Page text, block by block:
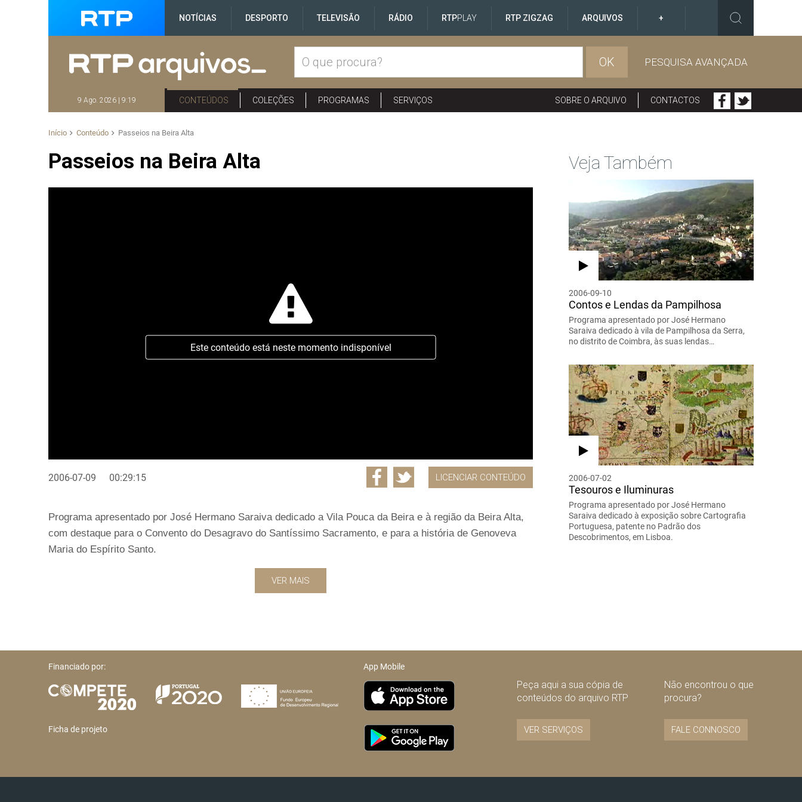
NOTÍCIAS DESPORTO TELEVISÃO RÁDIO RTPPLAY RTP ZIGZAG ARQUIVOS +
OK PESQUISA AVANÇADA
9 Ago. 2026 | 9:19 CONTEÚDOS COLEÇÕES PROGRAMAS SERVIÇOS SOBRE O ARQUIVO CONTACTOS
Início Conteúdo Passeios na Beira Alta
Passeios na Beira Alta
Este conteúdo está neste momento indisponível
2006-07-09 00:29:15 LICENCIAR CONTEÚDO
Programa apresentado por José Hermano Saraiva dedicado a Vila Pouca da Beira e à região da Beira Alta,
com destaque para o Convento do Desagravo do Santíssimo Sacramento, e para a história de Genoveva
Maria do Espírito Santo.
VER MAIS
Veja Também
2006-09-10
Contos e Lendas da Pampilhosa
Programa apresentado por José Hermano
Saraiva dedicado à vila de Pampilhosa da Serra,
no distrito de Coimbra, às suas lendas…
2006-07-02
Tesouros e Iluminuras
Programa apresentado por José Hermano
Saraiva dedicado à exposição sobre Cartografia
Portuguesa, patente no Padrão dos
Descobrimentos, em Lisboa.
Financiado por:
Ficha de projeto
App Mobile
Peça aqui a sua cópia de
conteúdos do arquivo RTP
VER SERVIÇOS
Não encontrou o que
procura?
FALE CONNOSCO